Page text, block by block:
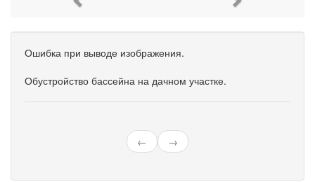
Ошибка при выводе изображения.
Обустройство бассейна на дачном участке.
← →